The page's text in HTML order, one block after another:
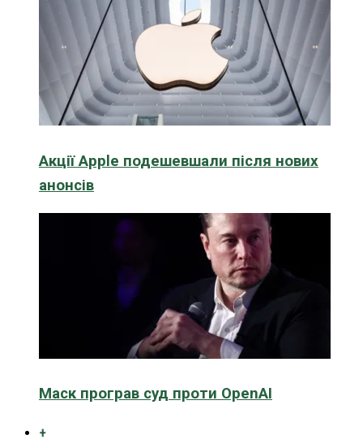
Акції Apple подешевшали після нових
анонсів
Маск програв суд проти OpenAI
+